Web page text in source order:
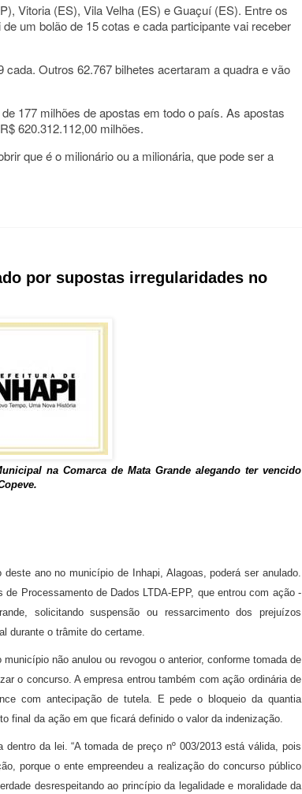
Vitoria (ES), Vila Velha (ES) e Guaçuí (ES). Entre os
um bolão de 15 cotas e cada participante vai receber
Outros 62.767 bilhetes acertaram a quadra e vão
177 milhões de apostas em todo o país. As apostas
620.312.112,00 milhões.
que é o milionário ou a milionária, que pode ser a
por supostas irregularidades no
na Comarca de Mata Grande alegando ter vencido
ano no município de Inhapi, Alagoas, poderá ser anulado.
Processamento de Dados LTDA-EPP, que entrou com ação -
solicitando suspensão ou ressarcimento dos prejuízos
durante o trâmite do certame.
não anulou ou revogou o anterior, conforme tomada de
o concurso. A empresa entrou também com ação ordinária de
com antecipação de tutela. E pede o bloqueio da quantia
final da ação em que ficará definido o valor da indenização.
da lei. “A tomada de preço nº 003/2013 está válida, pois
porque o ente empreendeu a realização do concurso público
desrespeitando ao princípio da legalidade e moralidade da